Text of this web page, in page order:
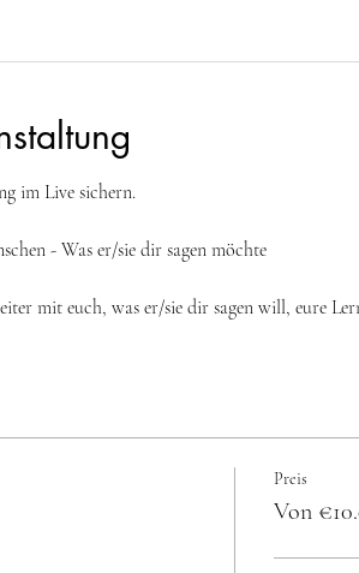
im Live sichern.
- Was er/sie dir sagen möchte
mit euch, was er/sie dir sagen will, eure
Preis
Von